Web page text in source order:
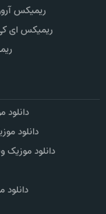
ریمیکس
ریمیکس ای
دانلود
دانلود